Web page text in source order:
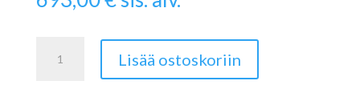
Lisää ostoskoriin